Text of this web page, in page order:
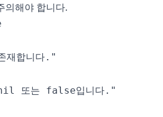
의해야 합니다.
합니다."
또는 false입니다."